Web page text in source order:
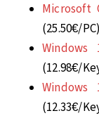
Microsoft
(25.50€/PC)
(12.98€/
(12.33€/